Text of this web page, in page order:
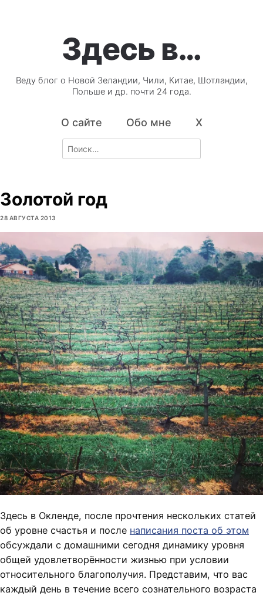
Здесь в…
Веду блог о Новой Зеландии, Чили, Китае, Шотландии,
Польше и др. почти 24 года.
О сайте Обо мне X
Search
for:
Золотой год
28 АВГУСТА 2013
Здесь в Окленде, после прочтения нескольких статей
об уровне счастья и после написания поста об этом
обсуждали с домашними сегодня динамику уровня
общей удовлетворённости жизнью при условии
относительного благополучия. Представим, что вас
каждый день в течение всего сознательного возраста